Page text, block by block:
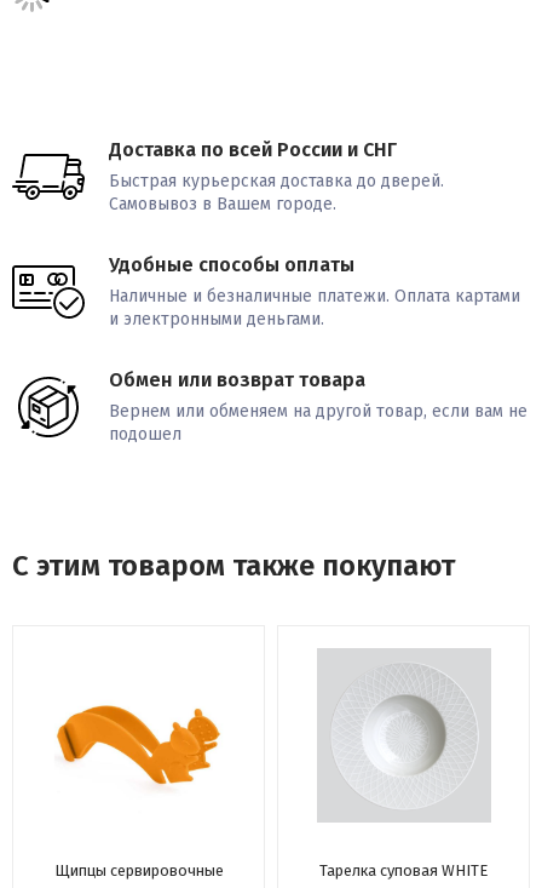
Доставка по всей России и СНГ
Быстрая курьерская доставка до дверей.
Самовывоз в Вашем городе.
Удобные способы оплаты
Наличные и безналичные платежи. Оплата картами
и электронными деньгами.
Обмен или возврат товара
Вернем или обменяем на другой товар, если вам не
подошел
С этим товаром также покупают
Щипцы сервировочные
Тарелка суповая WHITE